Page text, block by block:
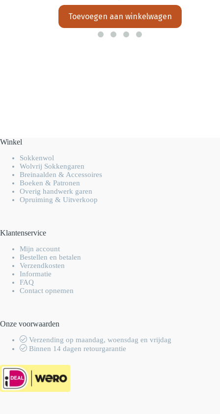
Toevoegen aan winkelwagen
Winkel
Sokkenwol
Wolvrij Sokkengaren
Breinaalden & Accessoires
Boeken & Patronen
Overig handwerk garen
Opruiming & Uitverkoop
Klantenservice
Mijn account
Bestellen en betalen
Verzendkosten
Informatie
FAQ
Contact opnemen
Onze voorwaarden
Verzending op maandag, woensdag en vrijdag
Binnen 14 dagen retourgarantie